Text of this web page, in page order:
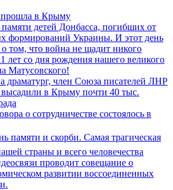
прошла в Крыму
детей Донбасса, погибших от
формирований Украины. И этот день
том, что война не щадит никого
лет со дня рождения нашего великого
Матусовского!
драматург, член Союза писателей ЛНР
в Крыму почти 40 тыс.
о сотрудничестве состоялось в
памяти и скорби. Самая трагическая
страны и всего человечества
проводит совещание о
развитии воссоединенных